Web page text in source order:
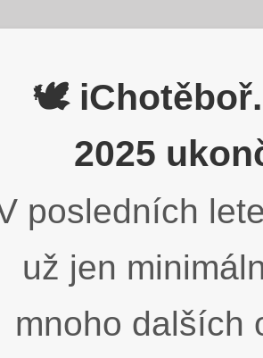
🕊️
2025
posledních
už jen
mnoho dalších